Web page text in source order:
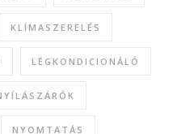
KLÍMASZERELÉS
LÉGKONDICIONÁLÓ
NYOMTATÁS